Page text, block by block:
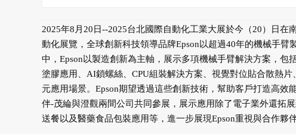
2025年8月20日--2025台北國際自動化工業大展於今（20）日
動化展覽，全球創新科技領導品牌Epson以超過40年的機械手
中，Epson以製造創新為主軸，展示多項機械手臂解決方案，
塗膠應用、AI鎖螺絲、CPU組裝解決方案、視覺對位貼合散熱
元應用場景。Epson期望透過這些創新技術，幫助客戶打造高
伴-茂綸與澄觀兩間公司共同參展，展示應用除了電子業外還拓
送餐以及醫藥食品包裝應用等，進一步展現Epson重視與合作夥